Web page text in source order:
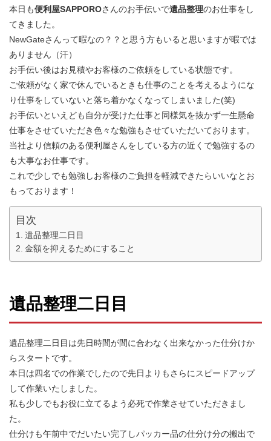
本日も便利屋SAPPOROさんのお手伝いで遺品整理のお仕事をし
てきました。
NewGateさんって暇なの？？と思う方もいると思いますが暇では
ありません（汗）
お手伝い後はお見積やお客様のご依頼をしている状態です。
ご依頼がなく家で休んでいるときも仕事のことを考えるようにな
り仕事をしていないと落ち着かなくなってしまいました(笑)
お手伝いといえども自分が受けた仕事と同様気を抜かず一生懸命
仕事をさせていただき色々な勉強もさせていただいております。
当社より信頼のある便利屋さんをしている方の近くで勉強するの
も大事なお仕事です。
これで少しでも勉強しお客様のご負担を軽減できたらいいなとお
もっております！
目次
遺品整理二日目
金額を抑えるためにすること
遺品整理二日目
遺品整理二日目は先日時間が間に合わなく出来なかった仕分けか
らスタートです。
本日は四名での作業でしたので先日よりもさらにスピードアップ
して作業いたしました。
私も少しでもお役に立てるよう必死で作業させていただきまし
た。
仕分けも午前中でだいたい完了しパッカー品の仕分け分の搬出で